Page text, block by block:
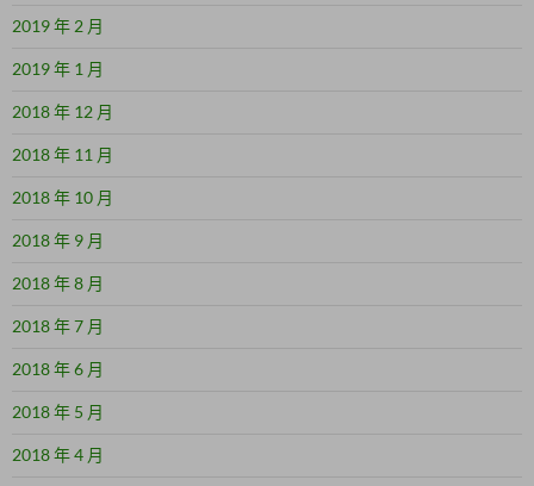
2019 年 2 月
2019 年 1 月
2018 年 12 月
2018 年 11 月
2018 年 10 月
2018 年 9 月
2018 年 8 月
2018 年 7 月
2018 年 6 月
2018 年 5 月
2018 年 4 月